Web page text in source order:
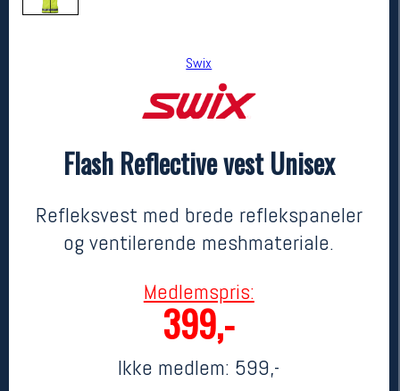
Swix
Flash Reflective vest Unisex
Refleksvest med brede reflekspaneler
og ventilerende meshmateriale.
Medlemspris:
399,-
Ikke medlem: 599,-
Swix
599,- MEDLEM: 399,-